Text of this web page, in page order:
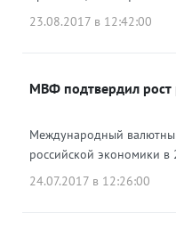
23.08.2017 в 12:42:00
МВФ подтвердил рост
Международный
российской экономики в
24.07.2017 в 12:26:00